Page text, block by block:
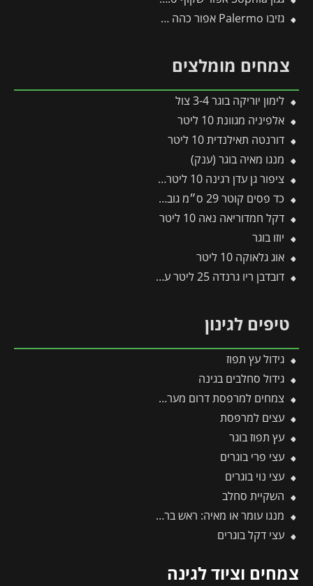
גזיבו Palermo אפור כהה 4.3X4.3 מבית פלרם – Canopia
צמחים מומלצים
לימון יוריקה בוגר 3-4 צול
אלפיניה מגוונת 10 ליטר
דורנטה תאילנדית 10 ליטר
מנגו מאיה בוגר (ענק)
ציפור גן עדן רגינה 10 ליטר 2 יציאות
כד פסים קוטר 29 ס״מ גובה 29 ס״מ אפור בהיר
דקל חמדוריאה נאה 10 ליטר
יוזו בוגר
אוג גלאוקה 10 ליטר
דובדבן ריו גרנדה 25 ליטר עד 1 צול
טיפים לגינון
גידול עץ תפוז
גידול סחלבים בגינה
צמחים למרפסת דרום מערבית
עצים למרפסת
עץ תפוז בוגר
עצי פרי בוגרים
עצי נוי בוגרים
השקיית סחלב
מנגו עומר או מאיה: ראש בראש – מי מהם עדיף לגדל בגינה?
עצי דקל בוגרים
צמחים וציוד לגינה